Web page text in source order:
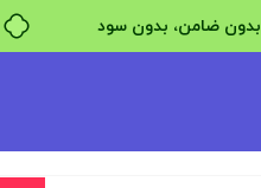
بدون ضامن، بدون سود